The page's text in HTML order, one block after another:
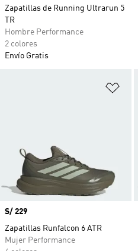
Zapatillas de Running Ultrarun 5
TR
Hombre Performance
2 colores
Envío Gratis
Precio
S/ 229
Zapatillas Runfalcon 6 ATR
Mujer Performance